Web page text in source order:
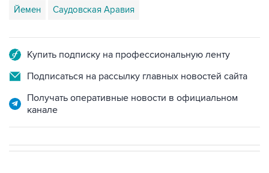
Йемен Саудовская Аравия
Купить подписку на профессиональную ленту
Подписаться на рассылку главных новостей сайта
Получать оперативные новости в официальном
канале